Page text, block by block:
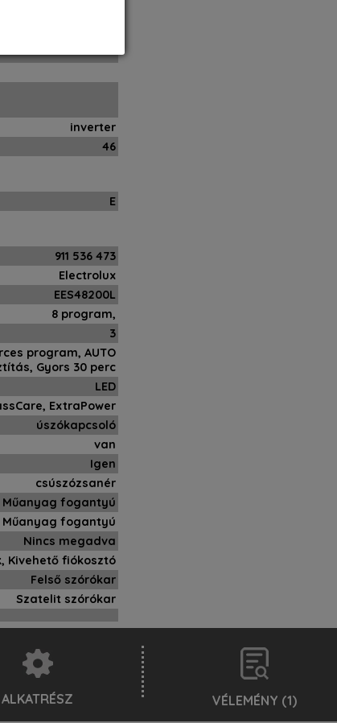
pedig azt mutatja,
a program lejárt.
inverter
46
E
911 536 473
Electrolux
EES48200L
8 program,
3
program, AUTO
Gyors 30 perc
LED
ExtraPower
úszókapcsoló
van
Igen
csúszózsanér
fogantyú
fogantyú
Nincs megadva
Kivehető fiókosztó
Felső szórókar
Szatelit szórókar
ALKATRÉSZ VÉLEMÉNY (1)